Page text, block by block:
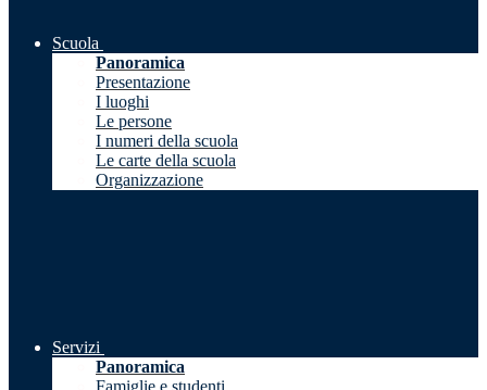
Scuola
Panoramica
Presentazione
I luoghi
Le persone
I numeri della scuola
Le carte della scuola
Organizzazione
Servizi
Panoramica